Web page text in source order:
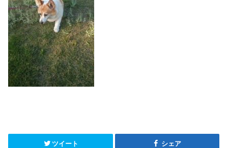
ツイート シェア